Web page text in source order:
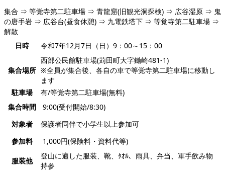
集合 ⇒ 等覚寺第二駐車場 ⇒ 青龍窟(旧観光洞探検) ⇒ 広谷湿原 ⇒ 鬼
の唐手岩 ⇒ 広谷台(昼食休憩) ⇒ 九電鉄塔下 ⇒ 等覚寺第二駐車場 ⇒
解散
日時
令和7年12月7日（日）9：00～15：00
集合場所
西部公民館駐車場(苅田町大字鋤崎481-1)
※全員が集合後、各自の車で等覚寺第二駐車場に移動し
ます
駐車場
有/等覚寺第二駐車場(無料)
集合時間
9:00(受付開始/8:30)
対象者
保護者同伴で小学生以上参加可
参加料
1,000円(保険料・資料代等)
服装他
登山に適した服装、靴、ﾀｵﾙ、雨具、弁当、軍手飲み物
持参